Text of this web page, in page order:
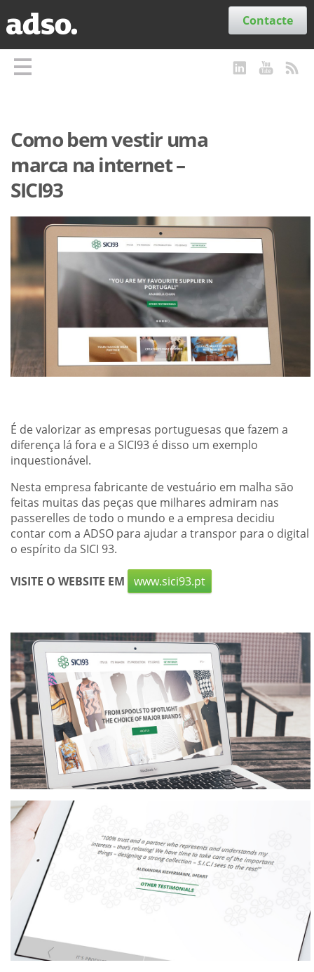
Contacte
Como bem vestir uma
marca na internet –
SICI93
É de valorizar as empresas portuguesas que fazem a
diferença lá fora e a SICI93 é disso um exemplo
inquestionável.
Nesta empresa fabricante de vestuário em malha são
feitas muitas das peças que milhares admiram nas
passerelles de todo o mundo e a empresa decidiu
contar com a ADSO para ajudar a transpor para o digital
o espírito da SICI 93.
VISITE O WEBSITE EM www.sici93.pt